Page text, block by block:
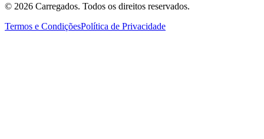
© 2026 Carregados. Todos os direitos reservados.
Termos e CondiçõesPolítica de Privacidade